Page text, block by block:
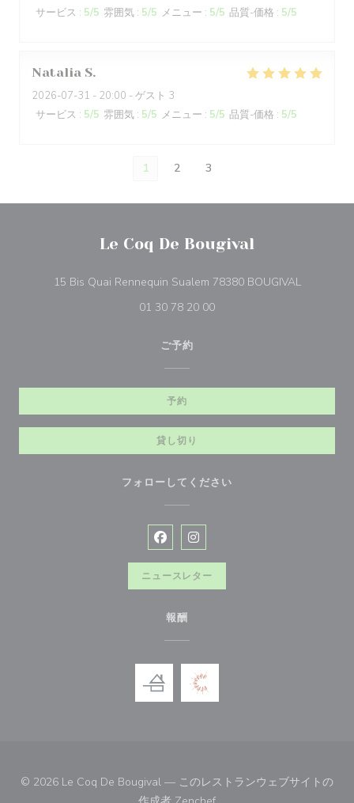
サービス : 5/5 雰囲気 : 5/5 メニュー : 5/5 品質-価格 : 5/5
Natalia S
2026-07-31 - 20:00 - ゲスト 3
サービス : 5/5 雰囲気 : 5/5 メニュー : 5/5 品質-価格 : 5/5
1 2 3
Le Coq De Bougival
15 Bis Quai Rennequin Sualem 78380 BOUGIVAL((新しい
01 30 78 20 00
ご予約
予約
貸し切り
フォローしてください
Facebook ((新しいウィンドウで
Instagram ((新しいウィンド
ニュースレター
報酬
© 2026 Le Coq De Bougival — このレストランウェブサイトの